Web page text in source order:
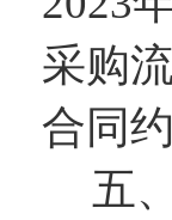
采购
合同
五